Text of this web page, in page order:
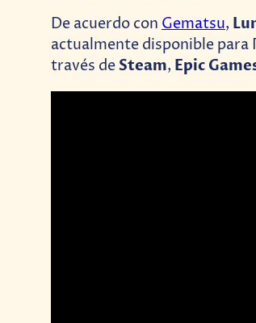
De acuerdo con Gematsu,
actualmente disponible para
través de Steam, Epic